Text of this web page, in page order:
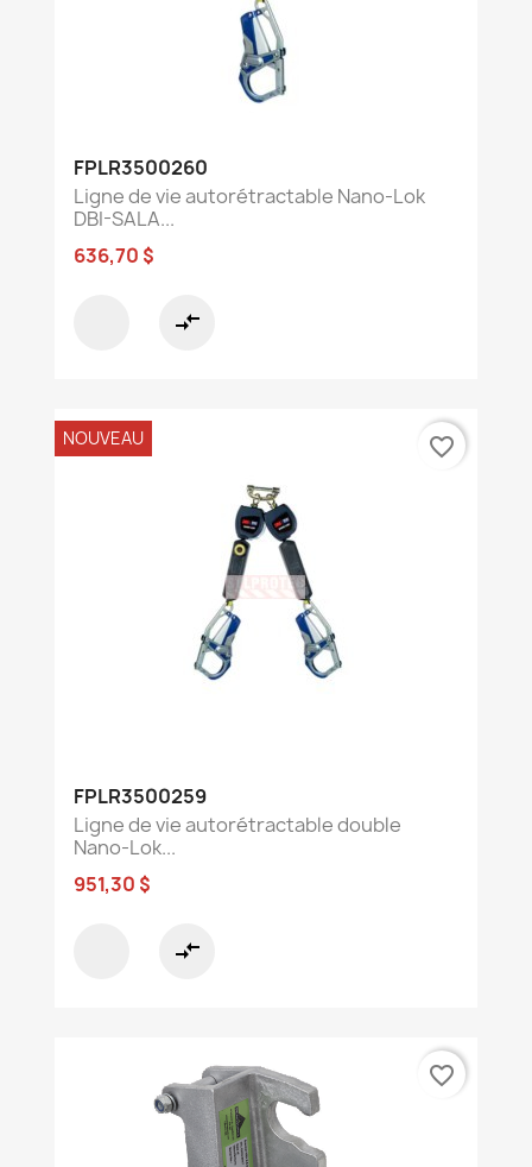
FPLR3500260
Ligne de vie autorétractable Nano-Lok
DBI-SALA...
636,70 $
compare_arrows
FPLR3500259
Ligne de vie autorétractable double
Nano-Lok...
951,30 $
compare_arrows
NOUVEAU favorite_border
favorite_border